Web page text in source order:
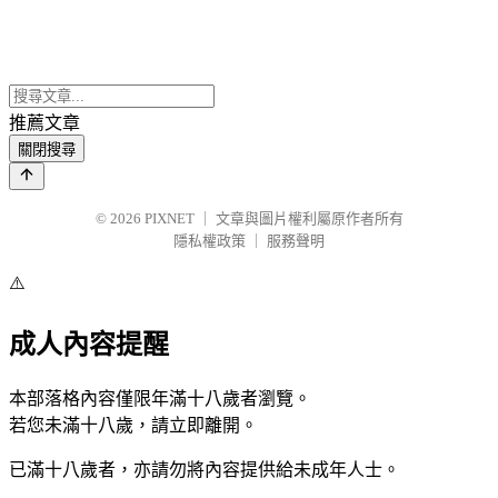
推薦文章
關閉搜尋
© 2026 PIXNET
文章與圖片權利屬原作者所有
隱私權政策
服務聲明
⚠️
成人內容提醒
本部落格內容僅限年滿十八歲者瀏覽。
若您未滿十八歲，請立即離開。
已滿十八歲者，亦請勿將內容提供給未成年人士。